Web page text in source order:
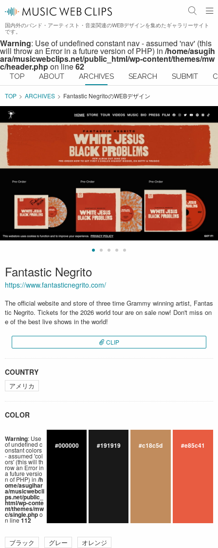
国内外のバンド・アーティスト・音楽関連のWEBデザインを集めたギャラリーサイト
です。
Warning: Use of undefined constant nav - assumed 'nav' (this
will throw an Error in a future version of PHP) in /home/asugih
ara/musicwebclips.net/public_html/wp-content/themes/mw
c/header.phpon line62
TOP ABOUT ARCHIVES SEARCH SUBMIT
TOP ARCHIVES Fantastic NegritoのWEBデザイン
Fantastic Negrito
https://www.fantasticnegrito.com/
The official website and store of three time Grammy winning artist, Fantas
tic Negrito. Tickets for the 2026 world tour are on sale now! Don't miss on
e of the best live shows in the world!
CLIP
COUNTRY
アメリカ
COLOR
Warning: Use
of undefined c
onstant colors
- assumed 'col
ors' (this will th
row an Error in
a future versio
n of PHP) in /h
ome/asugihar
a/musicwebcli
ps.net/public_
html/wp-conte
nt/themes/mw
c/single.phpo
n line112
#000000 #191919 #c18c5d #e85c41
ブラック グレー オレンジ